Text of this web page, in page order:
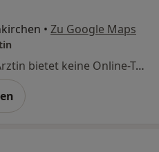
• Zu Google Maps
Dieser Arzt bzw. diese Ärztin bietet keine Online-Terminbuchung an diesem Standort an.